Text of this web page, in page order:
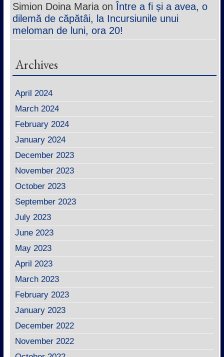
Simion Doina MariaonÎntre a fi și a avea, o
dilemă de căpătâi, la Incursiunile unui
meloman de luni, ora 20!
Archives
April 2024
March 2024
February 2024
January 2024
December 2023
November 2023
October 2023
September 2023
July 2023
June 2023
May 2023
April 2023
March 2023
February 2023
January 2023
December 2022
November 2022